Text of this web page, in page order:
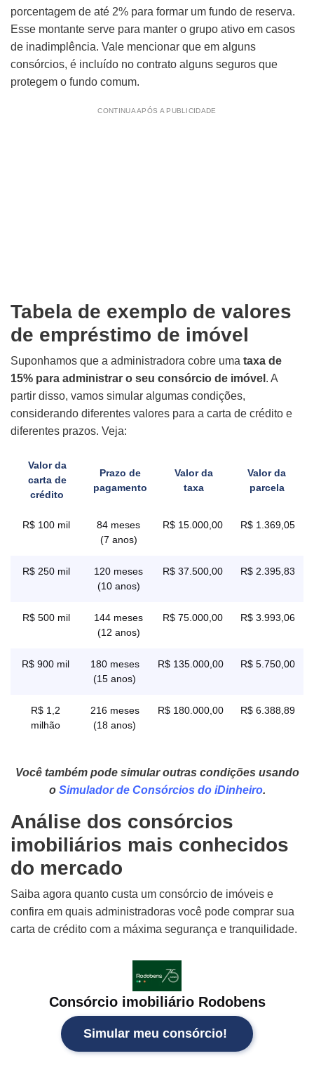
porcentagem de até 2% para formar um fundo de reserva.
Esse montante serve para manter o grupo ativo em casos
de inadimplência. Vale mencionar que em alguns
consórcios, é incluído no contrato alguns seguros que
protegem o fundo comum.
CONTINUA APÓS A PUBLICIDADE
Tabela de exemplo de valores
de empréstimo de imóvel
Suponhamos que a administradora cobre uma taxa de
15% para administrar o seu consórcio de imóvel . A
partir disso, vamos simular algumas condições,
considerando diferentes valores para a carta de crédito e
diferentes prazos. Veja:
Valor da
carta de
crédito
Prazo de
pagamento
Valor da
taxa
Valor da
parcela
R$ 100 mil
84 meses
(7 anos)
R$ 15.000,00 R$ 1.369,05
R$ 250 mil
120 meses
(10 anos)
R$ 37.500,00 R$ 2.395,83
R$ 500 mil
144 meses
(12 anos)
R$ 75.000,00 R$ 3.993,06
R$ 900 mil
180 meses
(15 anos)
R$ 135.000,00 R$ 5.750,00
R$ 1,2
milhão
216 meses
(18 anos)
R$ 180.000,00 R$ 6.388,89
Você também pode simular outras condições usando
o Simulador de Consórcios do iDinheiro.
Análise dos consórcios
imobiliários mais conhecidos
do mercado
Saiba agora quanto custa um consórcio de imóveis e
confira em quais administradoras você pode comprar sua
carta de crédito com a máxima segurança e tranquilidade.
Consórcio imobiliário Rodobens
Simular meu consórcio!